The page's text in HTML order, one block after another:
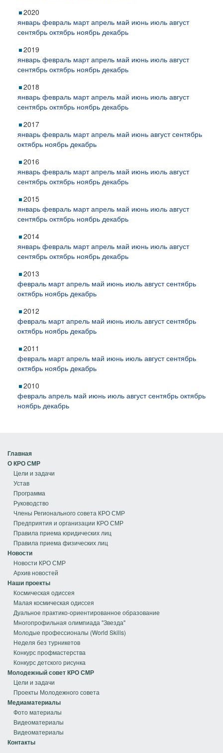
2020
январь февраль март апрель май июнь июль август
сентябрь октябрь ноябрь декабрь
2019
январь февраль март апрель май июнь июль август
сентябрь октябрь ноябрь декабрь
2018
январь февраль март апрель май июнь июль август
сентябрь октябрь ноябрь декабрь
2017
январь февраль март апрель май июнь август сентябрь
октябрь ноябрь декабрь
2016
январь февраль март апрель май июнь июль август
сентябрь октябрь ноябрь декабрь
2015
январь февраль март апрель май июнь июль август
сентябрь октябрь ноябрь декабрь
2014
январь февраль март апрель май июнь июль август
сентябрь октябрь ноябрь декабрь
2013
февраль март апрель май июнь июль август сентябрь
октябрь ноябрь декабрь
2012
февраль март апрель май июнь июль август сентябрь
октябрь ноябрь декабрь
2011
февраль март апрель май июнь июль август сентябрь
октябрь ноябрь декабрь
2010
февраль апрель май июнь июль август сентябрь октябрь
ноябрь декабрь
Главная
О КРО СМР
Цели и задачи
Устав
Программа
Руководство
Члены Регионального совета КРО СМР
Предприятия и организации КРО СМР
Правила приема юридических лиц
Правила приема физических лиц
Новости
Новости КРО СМР
Архив новостей
Наши проекты
Космическая одиссея
Малая космическая одиссея
Дуальное практико-ориентированное образование
Многопрофильная олимпиада "Звезда"
Молодые профессионалы (World Skills)
Неделя без турникетов
Конкурс профмастерства
Конкурс детского рисунка
Молодежный совет КРО СМР
Цели и задачи
Проекты Молодежного совета
Медиаматериалы
Фото материалы
Видеоматериалы
Видеоматериалы
Контакты